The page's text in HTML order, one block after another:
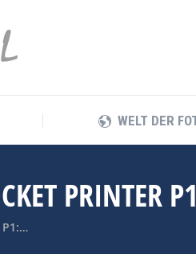
WELT DER
PRINTER